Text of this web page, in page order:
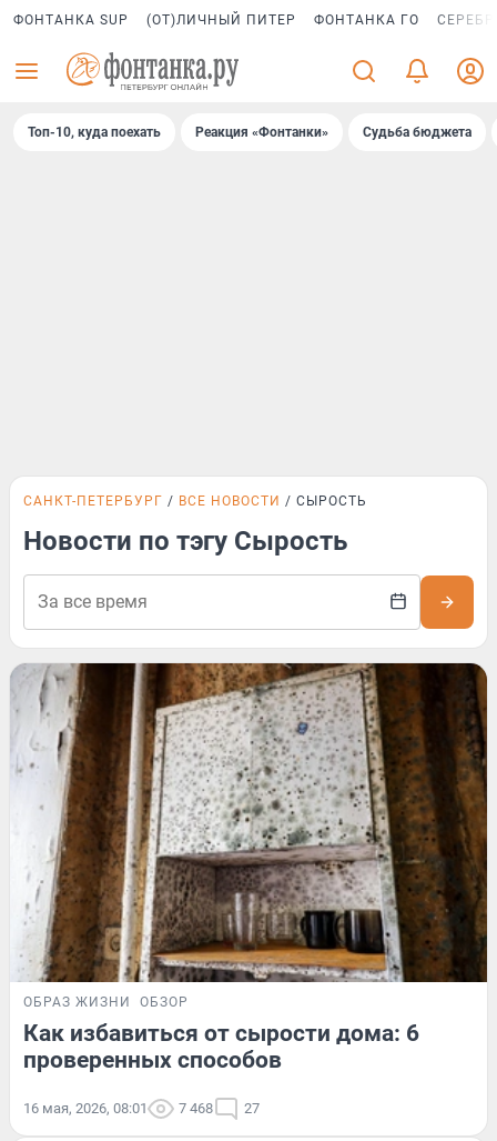
ФОНТАНКА SUP (ОТ)ЛИЧНЫЙ ПИТЕР ФОНТАНКА ГО
Топ-10, куда поехать Реакция «Фонтанки» Судьба бюджета
САНКТ-ПЕТЕРБУРГ ВСЕ НОВОСТИ СЫРОСТЬ
Новости по тэгу Сырость
ОБРАЗ ЖИЗНИ ОБЗОР
Как избавиться от сырости дома: 6
проверенных способов
16 мая, 2026, 08:01 7 468 27